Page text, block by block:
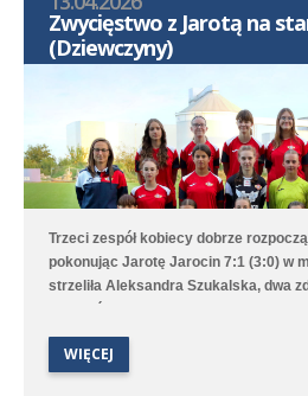
Zwycięstwo z Jarotą na
(Dziewczyny)
Trzeci zespół kobiecy dobrze
pokonując Jarotę Jarocin 7:1 (3:0) w
strzeliła Aleksandra Szukalska, dwa
Szymańska, a wynik ustaliła Alicja
2:6 z Avią II Kamionki.
WIĘCEJ